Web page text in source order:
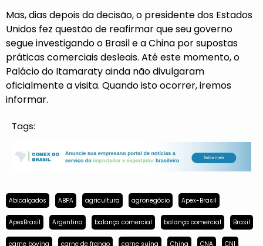
Mas, dias depois da decisão, o presidente dos Estados
Unidos fez questão de reafirmar que seu governo
segue investigando o Brasil e a China por supostas
práticas comerciais desleais. Até este momento, o
Palácio do Itamaraty ainda não divulgaram
oficialmente a visita. Quando isto ocorrer, iremos
informar.
Tags:
Abicalçados ABPA agricultura agronegócio Apex-Brasil
ApexBrasil Argentina balança comercial balança comercial Brasil
carne bovina carne de frango carne suína China CNA CNI